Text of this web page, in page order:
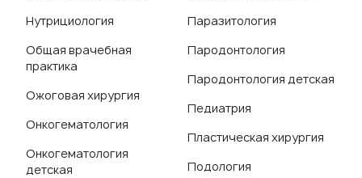
Нутрициология
Общая врачебная
практика
Ожоговая хирургия
Онкогематология
Онкогематология
детская
Паразитология
Пародонтология
Пародонтология детская
Педиатрия
Пластическая хирургия
Подология